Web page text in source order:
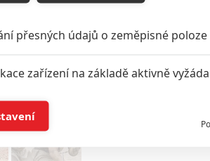
foto je ilustrační: Russell Crowe ve
přesných údajů o zeměpisné poloze
zařízení na základě aktivně
a/nebo přístup k informacím v zařízení
založená na omezených údajích a